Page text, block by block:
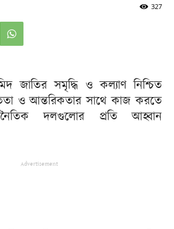
327
জাতির সমৃদ্ধি ও কল্যাণ নিশ্চিত
ও আন্তরিকতার সাথে কাজ করতে
দলগুলোর প্রতি আহ্বান
Advertisement